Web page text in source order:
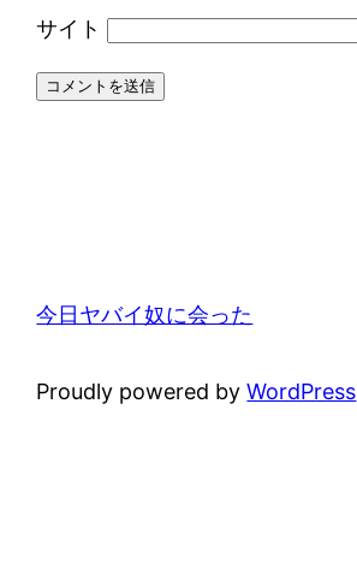
サイト
今日ヤバイ奴に会った
Proudly powered byWordPress